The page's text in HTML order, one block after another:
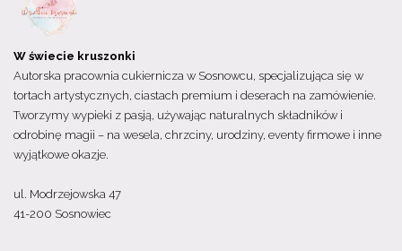
W świecie kruszonki
Autorska pracownia cukiernicza w Sosnowcu, specjalizująca się w
tortach artystycznych, ciastach premium i deserach na zamówienie.
Tworzymy wypieki z pasją, używając naturalnych składników i
odrobinę magii – na wesela, chrzciny, urodziny, eventy firmowe i inne
wyjątkowe okazje.
ul. Modrzejowska 47
41-200 Sosnowiec